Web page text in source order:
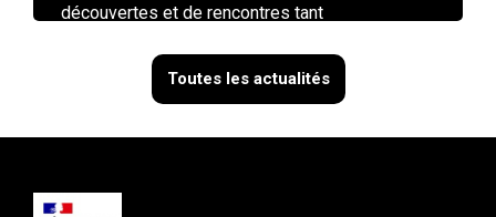
découvertes et de rencontres tant
Après plusieurs expériences professionnelles
passées au cours de mes études, cette
Je suis aujourd’hui responsable des résidences
Toutes les actualités